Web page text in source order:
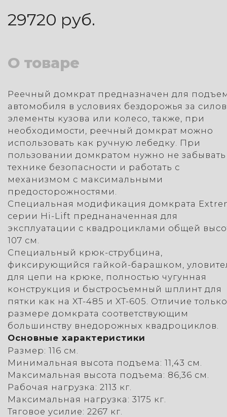
29720 руб.
О товаре
Реечный домкрат предназначен для
автомобиля в условиях бездорожья за
элементы кузова или колесо, также, при
необходимости, реечный домкрат можно
использовать как ручную лебедку. При
пользовании домкратом нужно не
технике безопасности и работать с
механизмом с максимальными
предосторожностями.
Специальная модификация домкрата
серии Hi-Lift преднаначенная для
эксплуатации с квадроциклами общей
107 см.
Специальный крюк-струбцина,
фиксирующийся гайкой-барашком,
для цепи на крюке, полностью чугунная
конструкция и быстросъемный шплинт для
пятки как на XT-485 и XT-605. Отличие
размере домкрата соответствующим
большинству внедорожных квадроциклов.
Основные характеристики
Размер: 116 см.
Минимальная высота подъема: 11,43 см.
Максимальная высота подъема: 86,36 см.
Рабочая нагрузка: 2113 кг.
Максимальная нагрузка: 3175 кг.
Тяговое усилие: 2267 кг.